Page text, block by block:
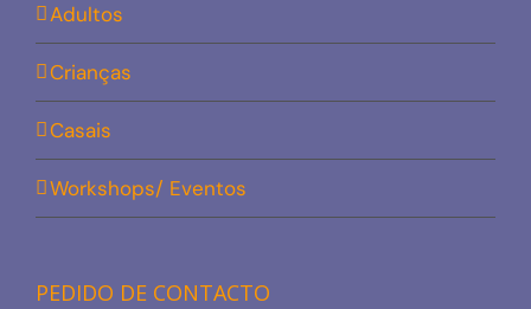
Adultos
Crianças
Casais
Workshops/ Eventos
PEDIDO DE CONTACTO